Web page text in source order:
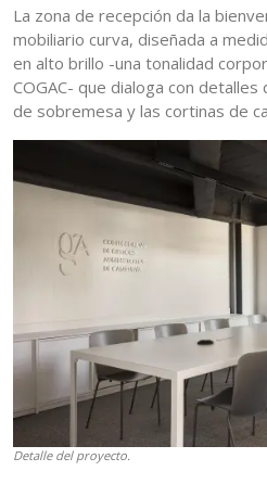
La zona de recepción da la
mobiliario curva, diseñada a
en alto brillo -una tonalidad
COGAC- que dialoga con
de sobremesa y las cortinas de
Detalle del proyecto.